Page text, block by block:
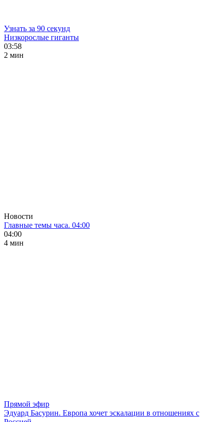
Узнать за 90 секунд
Низкорослые гиганты
03:58
2 мин
Новости
Главные темы часа. 04:00
04:00
4 мин
Прямой эфир
Эдуард Басурин. Европа хочет эскалации в отношениях с